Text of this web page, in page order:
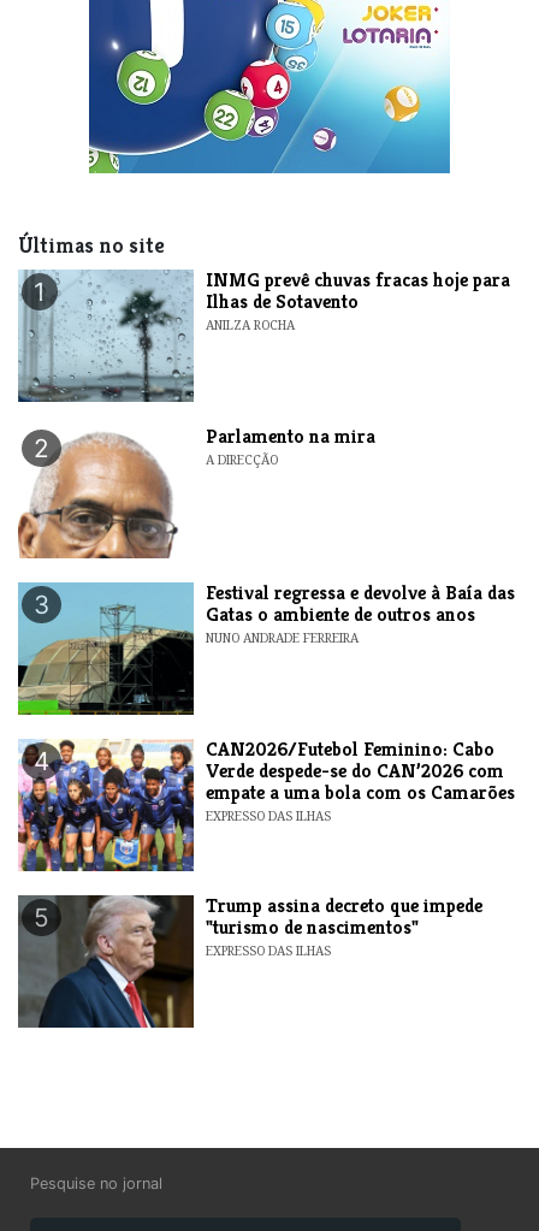
Últimas no site
1
INMG prevê chuvas fracas hoje para
Ilhas de Sotavento
ANILZA ROCHA
2 Parlamento na mira
A DIRECÇÃO
3
Festival regressa e devolve à Baía das
Gatas o ambiente de outros anos
NUNO ANDRADE FERREIRA
4
CAN2026/Futebol Feminino: Cabo
Verde despede-se do CAN’2026 com
empate a uma bola com os Camarões
EXPRESSO DAS ILHAS
5
Trump assina decreto que impede
"turismo de nascimentos"
EXPRESSO DAS ILHAS
Pesquise no jornal